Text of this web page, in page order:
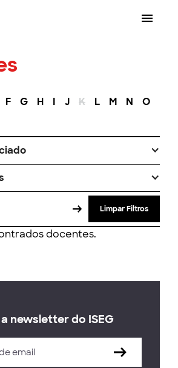
F G H I J K L M N O
Limpar Filtros
docentes.
newsletter do ISEG